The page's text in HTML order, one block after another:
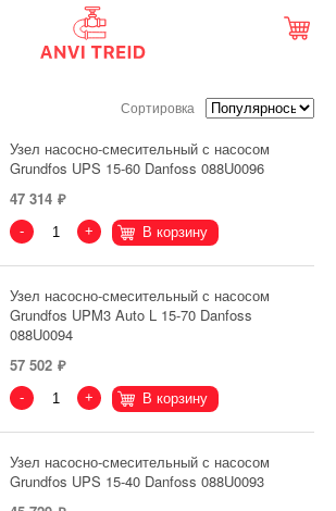
Сортировка
Узел насосно-смесительный с насосом
Grundfos UPS 15-60 Danfoss 088U0096
47 314
- + В корзину
Узел насосно-смесительный с насосом
Grundfos UPM3 Auto L 15-70 Danfoss
088U0094
57 502
- + В корзину
Узел насосно-смесительный с насосом
Grundfos UPS 15-40 Danfoss 088U0093